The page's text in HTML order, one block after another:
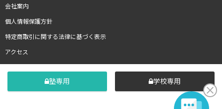
会社案内
個人情報保護方針
特定商取引に関する法律に基づく表示
アクセス
塾専用 学校専用